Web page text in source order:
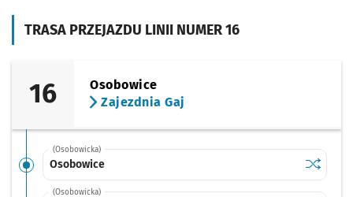
TRASA PRZEJAZDU LINII NUMER 16
16
Osobowice
Zajezdnia Gaj
(Osobowicka)
Osobowice Sprawdź
(Osobowicka)